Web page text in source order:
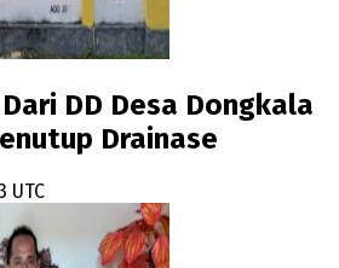
DD Desa Dongkala
Drainase
UTC